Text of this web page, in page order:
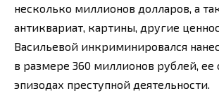
несколько миллионов долларов, а
антиквариат, картины, другие
Васильевой инкриминировался
в размере 360 миллионов рублей, ее
эпизодах преступной деятельности.